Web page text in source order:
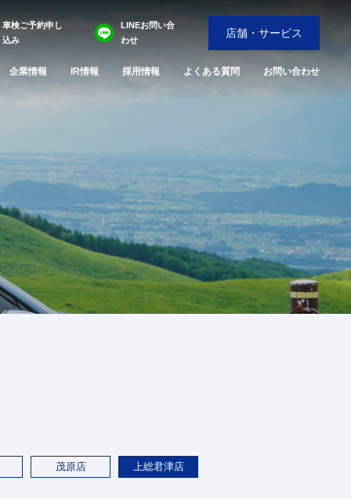
車検ご予約申し
込み
LINEお問い合
わせ
店舗・サービス
企業情報 IR情報 採用情報 よくある質問 お問い合わせ
茂原店 上総君津店